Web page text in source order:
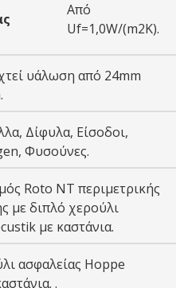
Από
Uf=1,0W/(m2K).
υάλωση από 24mm
Δίφυλα, Είσοδοι,
Φυσούνες.
Roto NT περιμετρικής
με διπλό χερούλι
με καστάνια.
ασφαλείας Hoppe
.